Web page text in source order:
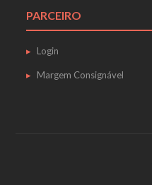
PARCEIRO
Login
Margem Consignável